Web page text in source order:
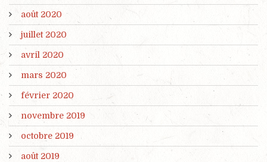
août 2020
juillet 2020
avril 2020
mars 2020
février 2020
novembre 2019
octobre 2019
août 2019